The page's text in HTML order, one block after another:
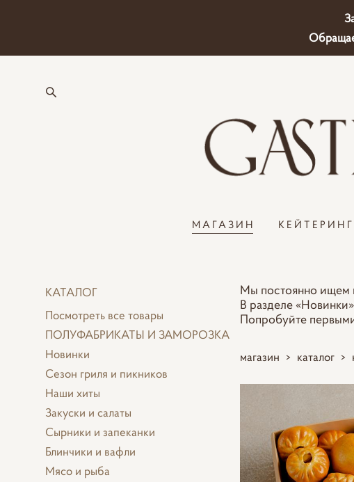
МАГАЗИН КЕЙТЕРИНГ
КАТАЛОГ
Посмотреть все товары
ПОЛУФАБРИКАТЫ И ЗАМОРОЗКА
Новинки
Сезон гриля и пикников
Наши хиты
Закуски и салаты
Сырники и запеканки
Блинчики и вафли
Мясо и рыба
Мы постоянно ищем
В разделе
Попробуйте
магазин > каталог >